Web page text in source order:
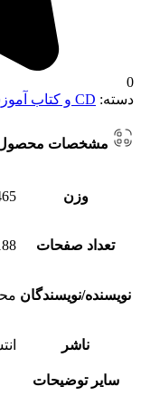
0
دسته: CD و کتاب آموزشی
مشخصات
وزن
تعداد صفحات
نویسنده/نویسندگان
ناشر
سایر توضیحات